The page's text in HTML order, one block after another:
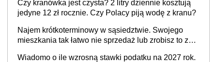
Czy kranówka jest czysta? 2 litry dziennie kosztują
jedyne 12 zł rocznie. Czy Polacy piją wodę z kranu?
Najem krótkoterminowy w sąsiedztwie. Swojego
mieszkania tak łatwo nie sprzedaż lub zrobisz to ze
Wiadomo o ile wzrosną stawki podatku na 2027 rok.